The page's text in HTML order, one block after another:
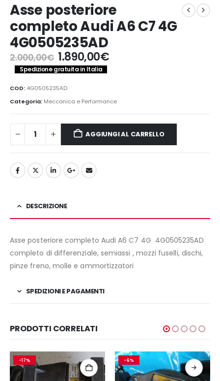
Asse posteriore
completo Audi A6 C7 4G
4G0505235AD
2.000,00€ Il
prezzo
originale
era:
2.000,00€.
1.890,00€Il
1.890,00€.
Spedizione gratuita in Italia
COD: 4G0505235AD
Categoria: Meccanica e Performance
AGGIUNGI AL CARRELLO
DESCRIZIONE
Asse posteriore completo Audi A6 C7 4G 4G0505235AD
completo di differenziale, semiassi , mozzi fuselli, dischi,
pinze freno, molle e ammortizzatori
SPEDIZIONI E PAGAMENTI
PRODOTTI CORRELATI
-17% -6%